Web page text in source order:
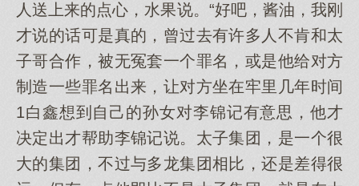
人送上来的点心，水果说。“好吧，酱油，我刚
才说的话可是真的，曾过去有许多人不肯和太
子哥合作，被无冤套一个罪名，或是他给对方
制造一些罪名出来，让对方坐在牢里几年时间
1白鑫想到自己的孙女对李锦记有意思，他才
决定出才帮助李锦记说。太子集团，是一个很
大的集团，不过与多龙集团相比，还是差得很